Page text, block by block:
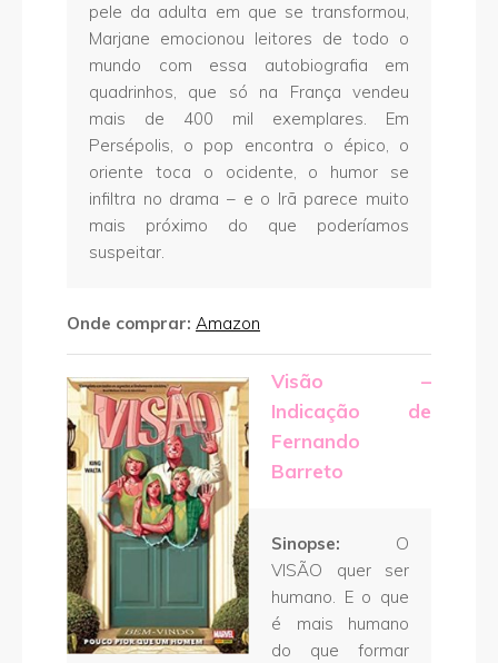
pele da adulta em que se transformou,
Marjane emocionou leitores de todo o
mundo com essa autobiografia em
quadrinhos, que só na França vendeu
mais de 400 mil exemplares. Em
Persépolis, o pop encontra o épico, o
oriente toca o ocidente, o humor se
infiltra no drama – e o Irã parece muito
mais próximo do que poderíamos
suspeitar.
Onde comprar: Amazon
Visão –
Indicação de
Fernando
Barreto
Sinopse: O
VISÃO quer ser
humano. E o que
é mais humano
do que formar